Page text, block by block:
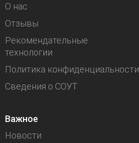
О нас
Отзывы
Рекомендательные
технологии
Политика конфиденциальности
Сведения о СОУТ
Важное
Новости